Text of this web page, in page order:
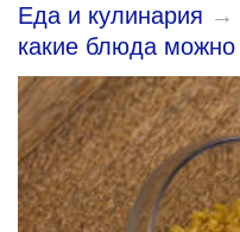
Еда и кулинария →
какие блюда можно